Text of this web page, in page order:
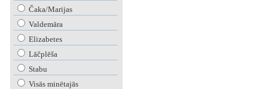
Čaka/Marijas
Valdemāra
Elizabetes
Lāčplēša
Stabu
Visās minētajās